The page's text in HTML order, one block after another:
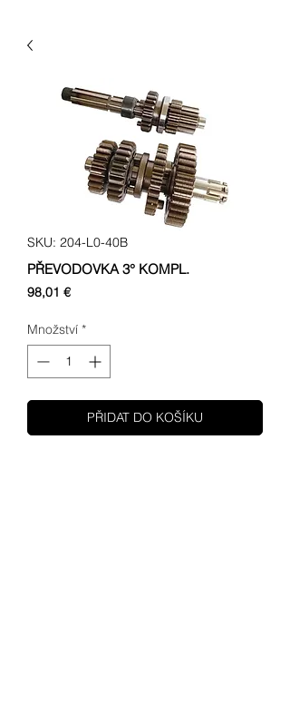
SKU: 204-L0-40B
PŘEVODOVKA 3° KOMPL.
98,01 €Cena
Množství *
PŘIDAT DO KOŠÍKU